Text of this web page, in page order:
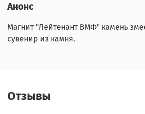
Анонс
Магнит "Лейтенант ВМФ" камень
сувенир из камня.
Отзывы